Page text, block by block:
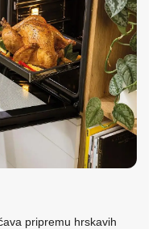
pripremu hrskavih